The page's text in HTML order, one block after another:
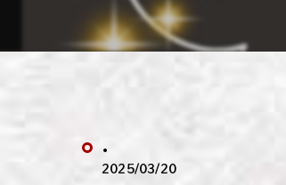
.
2025/03/20